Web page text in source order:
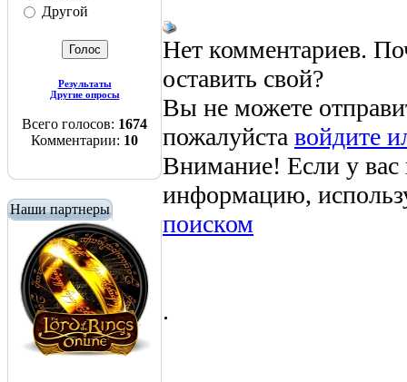
Другой
Результаты
Другие опросы
Всего голосов: 1674
Комментарии: 10
Наши партнеры
Нет комментариев.
оставить свой?
Вы не можете
пожалуйста войдите
Внимание! Если у
информацию,
поиском
.